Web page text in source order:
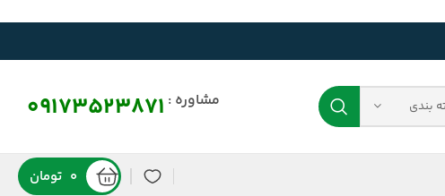
بندی مشاوره : 09173523871
0 تومان